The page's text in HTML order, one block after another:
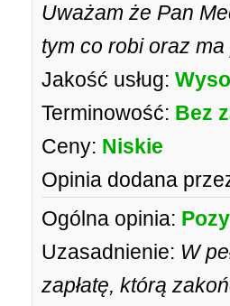
Uważam że Pan
tym co robi oraz
Jakość usług:
Terminowość: Bez
Ceny: Niskie
Opinia dodana
Ogólna opinia:
Uzasadnienie: W
zapłatę, którą